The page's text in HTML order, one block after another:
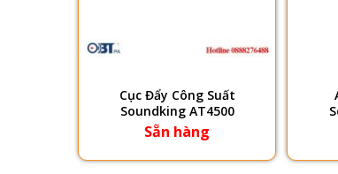
Cục Đẩy Công Suất
Soundking AT4500
Sẵn hàng